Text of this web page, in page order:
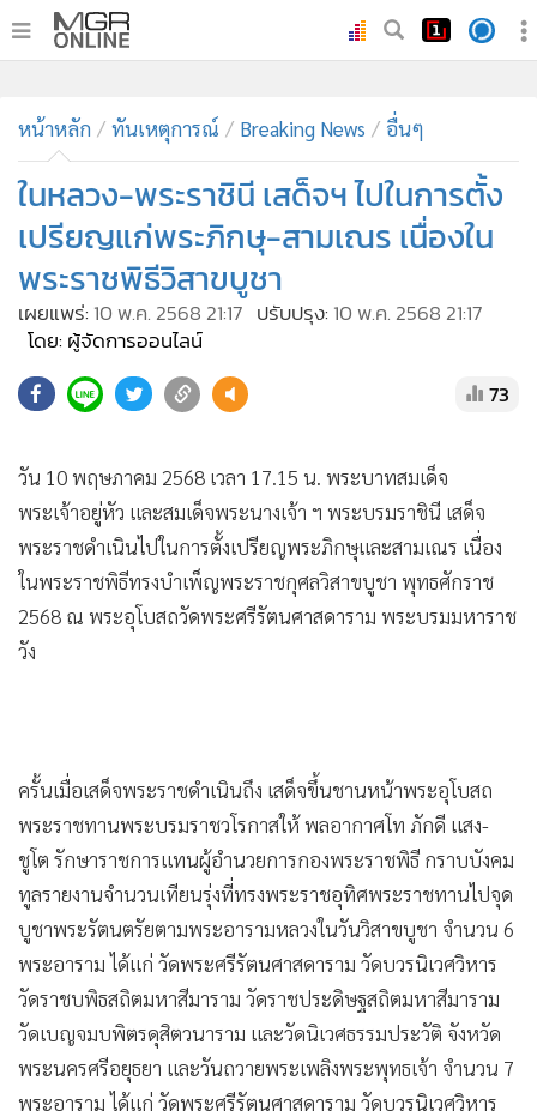
• ทันเหตุการณ์
• ภาคใต้
• ภูมิภาค
• Online Section
• บันเทิง
• ผู้จัดการรายวัน
คอลัมนิสต์
• ละคร
•
ผู้จัดกวน
• Good health & Well-being
• Green Innovation & SD
• Management & HR
• MGR Live
• กีฬา
• ต่างประเทศ
• Special Scoop
• เศรษฐกิจ-ธุรกิจ
• จีน
•
ชุมชน-คุณภาพชีวิต
•
อาชญากรรม
Motoring
• เกม
หน้าหลัก ทันเหตุการณ์ Breaking News อื่นๆ
ในหลวง-พระราชินี เสด็จฯ ไปในการตั้ง
เปรียญแก่พระภิกษุ-สามเณร เนื่องใน
พระราชพิธีวิสาขบูชา
เผยแพร่: 10 พ.ค. 2568 21:17 ปรับปรุง: 10 พ.ค. 2568 21:17
โดย: ผู้จัดการออนไลน์
73
วัน 10 พฤษภาคม 2568 เวลา 17.15 น. พระบาทสมเด็จ
พระเจ้าอยู่หัว และสมเด็จพระนางเจ้า ฯ พระบรมราชินี เสด็จ
พระราชดำเนินไปในการตั้งเปรียญพระภิกษุและสามเณร เนื่อง
ในพระราชพิธีทรงบำเพ็ญพระราชกุศลวิสาขบูชา พุทธศักราช
2568 ณ พระอุโบสถวัดพระศรีรัตนศาสดาราม พระบรมมหาราช
วัง
ครั้นเมื่อเสด็จพระราชดำเนินถึง เสด็จขึ้นชานหน้าพระอุโบสถ
พระราชทานพระบรมราชวโรกาสให้ พลอากาศโท ภักดี แสง-
ชูโต รักษาราชการแทนผู้อำนวยการกองพระราชพิธี กราบบังคม
ทูลรายงานจำนวนเทียนรุ่งที่ทรงพระราชอุทิศพระราชทานไปจุด
บูชาพระรัตนตรัยตามพระอารามหลวงในวันวิสาขบูชา จำนวน 6
พระอาราม ได้แก่ วัดพระศรีรัตนศาสดาราม วัดบวรนิเวศวิหาร
วัดราชบพิธสถิตมหาสีมาราม วัดราชประดิษฐสถิตมหาสีมาราม
วัดเบญจมบพิตรดุสิตวนาราม และวัดนิเวศธรรมประวัติ จังหวัด
พระนครศรีอยุธยา และวันถวายพระเพลิงพระพุทธเจ้า จำนวน 7
พระอาราม ได้แก่ วัดพระศรีรัตนศาสดาราม วัดบวรนิเวศวิหาร